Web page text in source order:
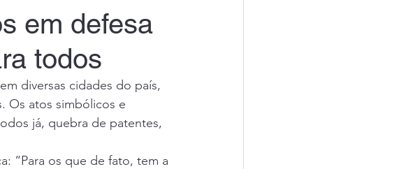
em defesa
todos
diversas cidades do país,
Os atos simbólicos e
já, quebra de patentes,
“Para os que de fato, tem a